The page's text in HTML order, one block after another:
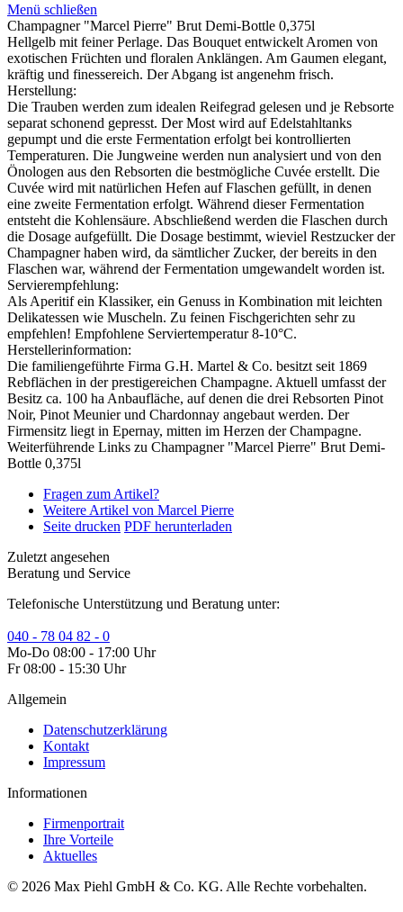
Menü schließen
Champagner "Marcel Pierre" Brut Demi-Bottle 0,375l
Hellgelb mit feiner Perlage. Das Bouquet entwickelt Aromen von
exotischen Früchten und floralen Anklängen. Am Gaumen elegant,
kräftig und finessereich. Der Abgang ist angenehm frisch.
Herstellung:
Die Trauben werden zum idealen Reifegrad gelesen und je Rebsorte
separat schonend gepresst. Der Most wird auf Edelstahltanks
gepumpt und die erste Fermentation erfolgt bei kontrollierten
Temperaturen. Die Jungweine werden nun analysiert und von den
Önologen aus den Rebsorten die bestmögliche Cuvée erstellt. Die
Cuvée wird mit natürlichen Hefen auf Flaschen gefüllt, in denen
eine zweite Fermentation erfolgt. Während dieser Fermentation
entsteht die Kohlensäure. Abschließend werden die Flaschen durch
die Dosage aufgefüllt. Die Dosage bestimmt, wieviel Restzucker der
Champagner haben wird, da sämtlicher Zucker, der bereits in den
Flaschen war, während der Fermentation umgewandelt worden ist.
Servierempfehlung:
Als Aperitif ein Klassiker, ein Genuss in Kombination mit leichten
Delikatessen wie Muscheln. Zu feinen Fischgerichten sehr zu
empfehlen! Empfohlene Serviertemperatur 8-10°C.
Herstellerinformation:
Die familiengeführte Firma G.H. Martel & Co. besitzt seit 1869
Rebflächen in der prestigereichen Champagne. Aktuell umfasst der
Besitz ca. 100 ha Anbaufläche, auf denen die drei Rebsorten Pinot
Noir, Pinot Meunier und Chardonnay angebaut werden. Der
Firmensitz liegt in Epernay, mitten im Herzen der Champagne.
Weiterführende Links zu Champagner "Marcel Pierre" Brut Demi-
Bottle 0,375l
Fragen zum Artikel?
Weitere Artikel von Marcel Pierre
Seite drucken PDF herunterladen
Zuletzt angesehen
Beratung und Service
Telefonische Unterstützung und Beratung unter:
040 - 78 04 82 - 0
Mo-Do 08:00 - 17:00 Uhr
Fr 08:00 - 15:30 Uhr
Allgemein
Datenschutzerklärung
Kontakt
Impressum
Informationen
Firmenportrait
Ihre Vorteile
Aktuelles
© 2026 Max Piehl GmbH & Co. KG. Alle Rechte vorbehalten.